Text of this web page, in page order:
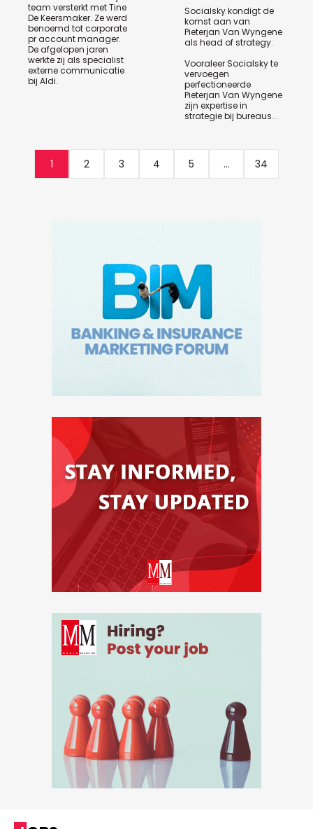
team versterkt met Tine
De Keersmaker. Ze werd
benoemd tot corporate
pr account manager.
De afgelopen jaren
werkte zij als specialist
externe communicatie
bij Aldi.
Socialsky kondigt de
komst aan van
Pieterjan Van Wyngene
als head of strategy.
Vooraleer Socialsky te
vervoegen
perfectioneerde
Pieterjan Van Wyngene
zijn expertise in
strategie bij bureaus...
1 2 3 4 5 ... 34